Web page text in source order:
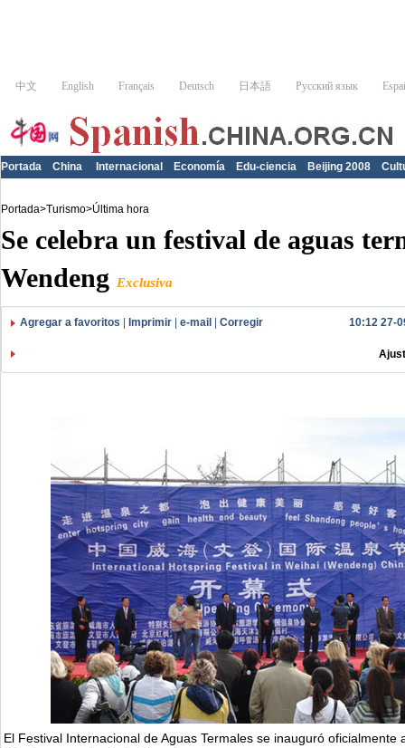
Portada China Internacional Economía Edu-ciencia Beijing 2008
Portada>Turismo>Última hora
Se celebra un festival de aguas
Wendeng
Exclusiva
Agregar a favoritos Imprimir e-mail Corregir 10:12 27-
El Festival Internacional de Aguas Termales se inauguró oficialmente